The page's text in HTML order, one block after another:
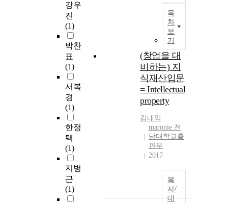
강우
진
(1)
박찬
표
(1)
서복
경
(1)
한정
택
(1)
지병
근
(1)
목
차
보
기
(창업을 대
비하는) 지
식재산입문
= Intellectual
property
김대익
maronie 전
남대학교출
판부
2017
복
사/
대